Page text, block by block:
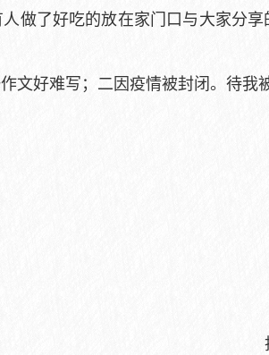
做了好吃的放在家门口与大家分
好难写；二因疫情被封闭。待我